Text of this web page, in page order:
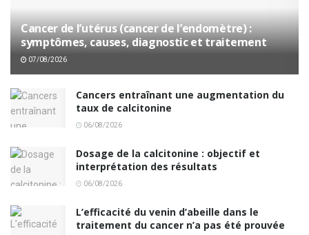
Cancer de l’utérus (cancer de l’endomètre) :
symptômes, causes, diagnostic et traitement
07/08/2026
Cancers entraînant une augmentation du
taux de calcitonine
06/08/2026
Dosage de la calcitonine : objectif et
interprétation des résultats
06/08/2026
L’efficacité du venin d’abeille dans le
traitement du cancer n’a pas été prouvée